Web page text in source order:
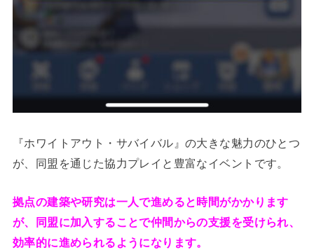
『ホワイトアウト・サバイバル』の大きな魅力のひとつ
が、同盟を通じた協力プレイと豊富なイベントです。
拠点の建築や研究は一人で進めると時間がかかります
が、同盟に加入することで仲間からの支援を受けられ、
効率的に進められるようになります。